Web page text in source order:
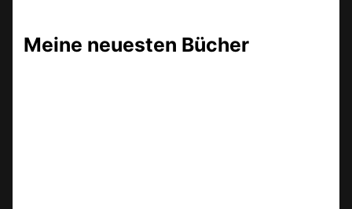
Meine neuesten Bücher